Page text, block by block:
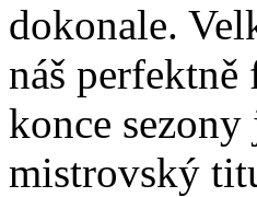
dokonale.
náš
konce
mistrovský